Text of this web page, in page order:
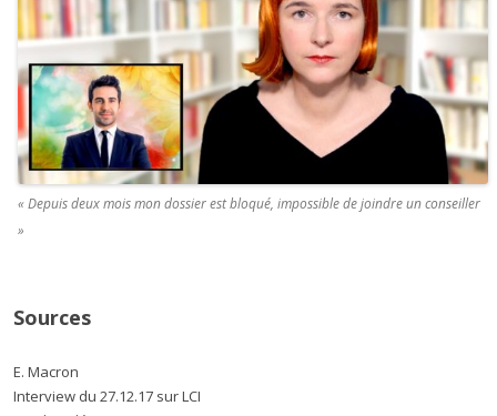
« Depuis deux mois mon dossier est bloqué, impossible de joindre un conseiller
»
Sources
E. Macron
Interview du 27.12.17 sur LCI